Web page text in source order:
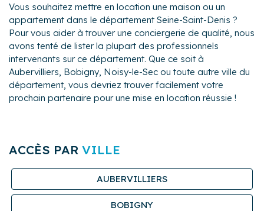
Vous souhaitez mettre en location une maison ou un
appartement dans le département Seine-Saint-Denis ?
Pour vous aider à trouver une conciergerie de qualité, nous
avons tenté de lister la plupart des professionnels
intervenants sur ce département. Que ce soit à
Aubervilliers, Bobigny, Noisy-le-Sec ou toute autre ville du
département, vous devriez trouver facilement votre
prochain partenaire pour une mise en location réussie !
ACCÈS PAR VILLE
AUBERVILLIERS
BOBIGNY